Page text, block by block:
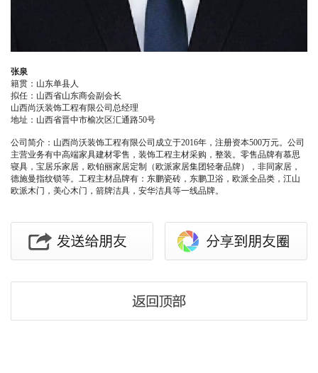
张泉
籍贯：山东单县人
拟任：山西省山东商会副会长
山西尚沃装饰工程有限公司总经理
地址：山西省晋中市榆次区汇通路50号
公司简介：山西尚沃装饰工程有限公司成立于2016年，注册资本500万元。公司
主营业务有中高端家具建材零售，装饰工程主材采购，整装。零售品牌有慕思
寝具，宝居乐家居，欧铂丽家居定制（欧派家居集团轻奢品牌），非同家居，
德施曼指纹锁等。工程主材品牌有：东鹏瓷砖，东鹏卫浴，欧派全品类，江山
欧派木门，美心木门，箭牌洁具，安华洁具等一线品牌。